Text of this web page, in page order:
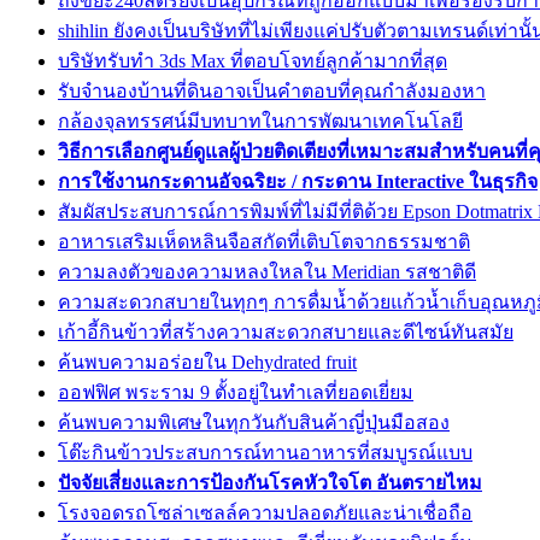
shihlin ยังคงเป็นบริษัทที่ไม่เพียงแค่ปรับตัวตามเทรนด์เท่านั้
บริษัทรับทำ 3ds Max ที่ตอบโจทย์ลูกค้ามากที่สุด
รับจำนองบ้านที่ดินอาจเป็นคำตอบที่คุณกำลังมองหา
กล้องจุลทรรศน์มีบทบาทในการพัฒนาเทคโนโลยี
วิธีการเลือกศูนย์ดูแลผู้ป่วยติดเตียงที่เหมาะสมสำหรับคนที่
การใช้งานกระดานอัจฉริยะ / กระดาน Interactive ในธุรกิจ
สัมผัสประสบการณ์การพิมพ์ที่ไม่มีที่ติด้วย Epson Dotmatrix
อาหารเสริมเห็ดหลินจือสกัดที่เติบโตจากธรรมชาติ
ความลงตัวของความหลงใหลใน Meridian รสชาติดี
ความสะดวกสบายในทุกๆ การดื่มน้ำด้วยแก้วน้ำเก็บอุณหภู
เก้าอี้กินข้าวที่สร้างความสะดวกสบายและดีไซน์ทันสมัย
ค้นพบความอร่อยใน Dehydrated fruit
ออฟฟิศ พระราม 9 ตั้งอยู่ในทำเลที่ยอดเยี่ยม
ค้นพบความพิเศษในทุกวันกับสินค้าญี่ปุ่นมือสอง
โต๊ะกินข้าวประสบการณ์ทานอาหารที่สมบูรณ์แบบ
ปัจจัยเสี่ยงและการป้องกันโรคหัวใจโต อันตรายไหม
โรงจอดรถโซล่าเซลล์ความปลอดภัยและน่าเชื่อถือ